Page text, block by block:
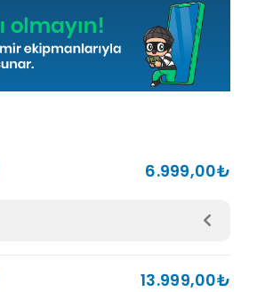
6.999,00₺
13.999,00₺